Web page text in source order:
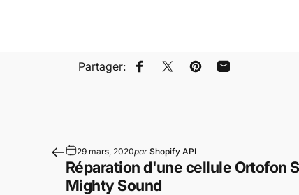
Partager: Partager sur Facebook
Partager sur X
Épingler sur Pinterest
Partager par
29 mars, 2020par Shopify API
Réparation d'une cellule Ortofon
Mighty Sound